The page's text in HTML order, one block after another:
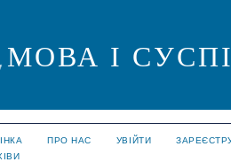
МОВА І
ПРО НАС УВІЙТИ